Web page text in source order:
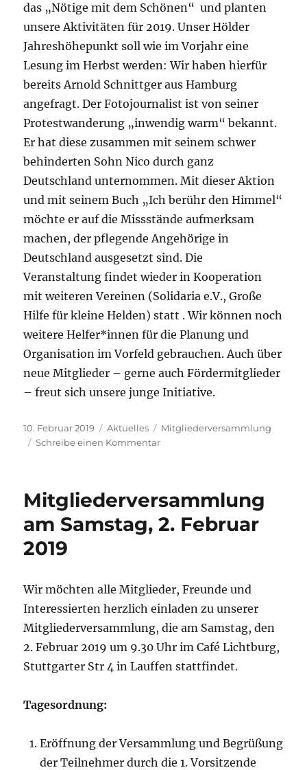
das „Nötige mit dem Schönen“ und planten
unsere Aktivitäten für 2019. Unser Hölder
Jahreshöhepunkt soll wie im Vorjahr eine
Lesung im Herbst werden: Wir haben hierfür
bereits Arnold Schnittger aus Hamburg
angefragt. Der Fotojournalist ist von seiner
Protestwanderung „inwendig warm“ bekannt.
Er hat diese zusammen mit seinem schwer
behinderten Sohn Nico durch ganz
Deutschland unternommen. Mit dieser Aktion
und mit seinem Buch „Ich berühr den Himmel“
möchte er auf die Missstände aufmerksam
machen, der pflegende Angehörige in
Deutschland ausgesetzt sind. Die
Veranstaltung findet wieder in Kooperation
mit weiteren Vereinen (Solidaria e.V., Große
Hilfe für kleine Helden) statt . Wir können noch
weitere Helfer*innen für die Planung und
Organisation im Vorfeld gebrauchen. Auch über
neue Mitglieder – gerne auch Fördermitglieder
– freut sich unsere junge Initiative.
Veröffentlicht
am
10. Februar 2019 Kategorien
Aktuelles Schlagwörter
Mitgliederversammlung
Schreibe einen Kommentarzu
Mitgliederversammlung
am Samstag, 2. Februar
2019
Wir möchten alle Mitglieder, Freunde und
Interessierten herzlich einladen zu unserer
Mitgliederversammlung, die am Samstag, den
2. Februar 2019 um 9.30 Uhr im Café Lichtburg,
Stuttgarter Str 4 in Lauffen stattfindet.
Tagesordnung:
Eröffnung der Versammlung und Begrüßung
der Teilnehmer durch die 1. Vorsitzende